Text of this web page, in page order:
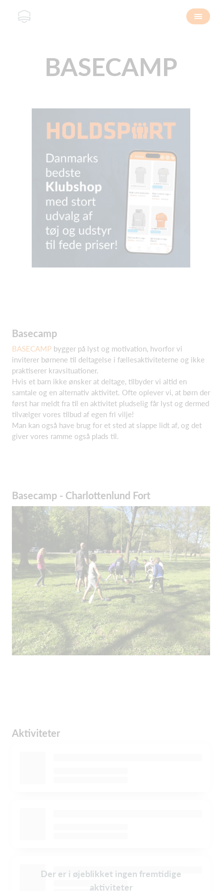
BASECAMP
Basecamp
BASECAMP bygger på lyst og motivation, hvorfor vi
inviterer børnene til deltagelse i fællesaktiviteterne og ikke
praktiserer kravsituationer.
Hvis et barn ikke ønsker at deltage, tilbyder vi altid en
samtale og en alternativ aktivitet. Ofte oplever vi, at børn der
først har meldt fra til en aktivitet pludselig får lyst og dermed
tilvælger vores tilbud af egen fri vilje!
Man kan også have brug for et sted at slappe lidt af, og det
giver vores ramme også plads til.
Basecamp - Charlottenlund Fort
Aktiviteter
Der er i øjeblikket ingen fremtidige
aktiviteter